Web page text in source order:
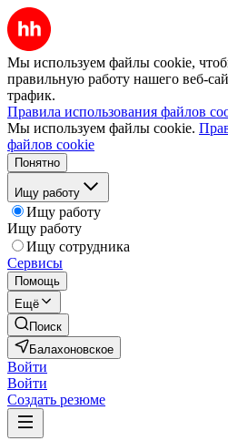
Мы используем файлы cookie,
правильную работу нашего веб-
трафик.
Правила использования файлов
Мы используем файлы cookie.
файлов cookie
Понятно
Ищу работу
Ищу работу
Ищу работу
Ищу сотрудника
Сервисы
Помощь
Ещё
Поиск
Балахоновское
Войти
Войти
Создать резюме